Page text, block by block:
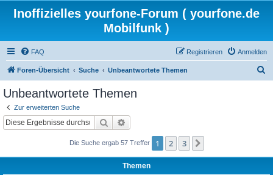
Inoffizielles yourfone-Forum ( yourfone.de
Mobilfunk )
FAQ Anmelden
Registrieren
Foren-Übersicht Suche Unbeantwortete Themen
Unbeantwortete Themen
Zur erweiterten Suche
Suche
Die Suche ergab 57 Treffer 1 2 3
Themen